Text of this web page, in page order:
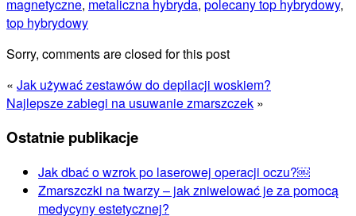
magnetyczne, metaliczna hybryda, polecany top hybrydowy,
top hybrydowy
Sorry, comments are closed for this post
« Jak używać zestawów do depilacji woskiem?
Najlepsze zabiegi na usuwanie zmarszczek »
Ostatnie publikacje
Jak dbać o wzrok po laserowej operacji oczu?￼
Zmarszczki na twarzy – jak zniwelować je za pomocą
medycyny estetycznej?